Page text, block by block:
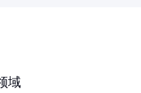
域